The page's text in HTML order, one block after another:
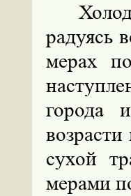
радуясь
мерах
города
сухой
мерами